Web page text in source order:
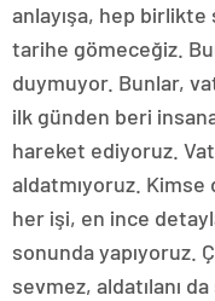
anlayışa, hep birlikte
tarihe gömeceğiz.
duymuyor. Bunlar,
ilk günden beri
hareket ediyoruz.
aldatmıyoruz. Kimse
her işi, en ince
sonunda yapıyoruz.
sevmez, aldatılanı